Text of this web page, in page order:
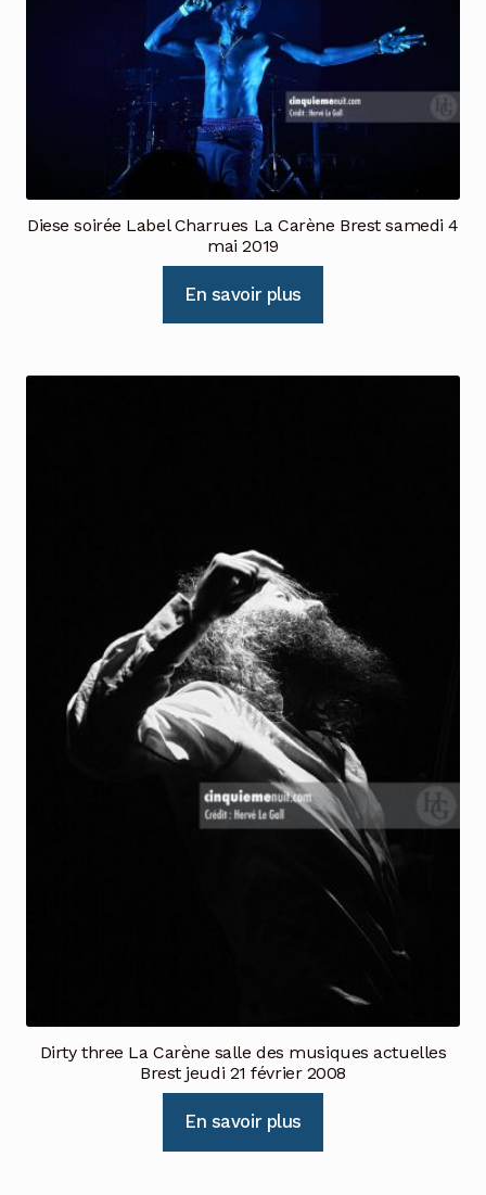
Diese soirée Label Charrues La Carène Brest samedi 4
mai 2019
En savoir plus
Dirty three La Carène salle des musiques actuelles
Brest jeudi 21 février 2008
En savoir plus